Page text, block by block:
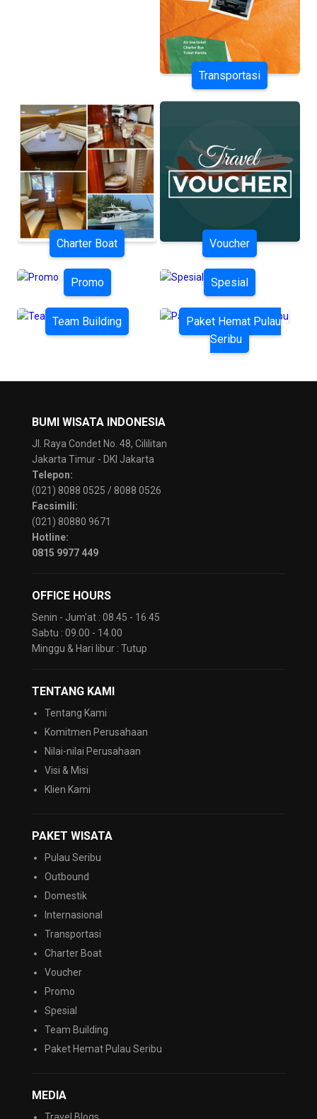
Transportasi
Charter Boat Voucher
Promo Spesial
Team Building
Paket Hemat Pulau
Seribu
BUMI WISATA INDONESIA
Jl. Raya Condet No. 48, Cililitan
Jakarta Timur - DKI Jakarta
Telepon:
(021) 8088 0525 / 8088 0526
Facsimili:
(021) 80880 9671
Hotline:
0815 9977 449
OFFICE HOURS
Senin - Jum'at : 08.45 - 16.45
Sabtu : 09.00 - 14.00
Minggu & Hari libur : Tutup
TENTANG KAMI
Tentang Kami
Komitmen Perusahaan
Nilai-nilai Perusahaan
Visi & Misi
Klien Kami
PAKET WISATA
Pulau Seribu
Outbound
Domestik
Internasional
Transportasi
Charter Boat
Voucher
Promo
Spesial
Team Building
Paket Hemat Pulau Seribu
MEDIA